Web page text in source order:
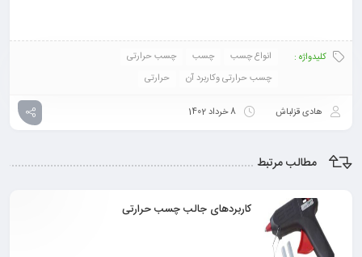
کلیدواژه : انواع چسب چسب
چسب حرارتی
چسب حرارتی وکاربرد آن
حرارتی
هادی قزلباش 8 خرداد 1402
مطالب مرتبط
کاربردهای جالب چسب حرارتی